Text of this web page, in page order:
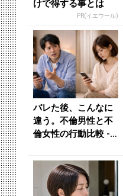
けで得する事とは
PR(イエウール)
バレた後、こんなに
違う。不倫男性と不
倫女性の行動比較 -
be...